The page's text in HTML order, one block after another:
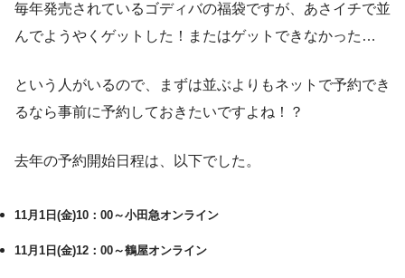
毎年発売されているゴディバの福袋ですが、あさイチで並
んでようやくゲットした！またはゲットできなかった…
という人がいるので、まずは並ぶよりもネットで予約でき
るなら事前に予約しておきたいですよね！？
去年の予約開始日程は、以下でした。
11月1日(金)10：00～小田急オンライン
11月1日(金)12：00～鶴屋オンライン